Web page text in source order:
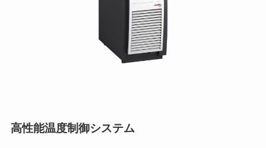
高性能温度制御システム